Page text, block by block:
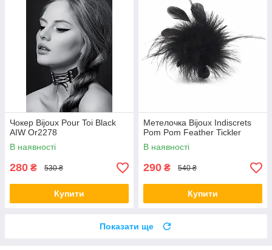
Чокер Bijoux Pour Toi Black
AIW Or2278
В наявності
280 ₴ 530 ₴
Купити
Метелочка Bijoux Indiscrets
Pom Pom Feather Tickler
В наявності
290 ₴ 540 ₴
Купити
Показати ще